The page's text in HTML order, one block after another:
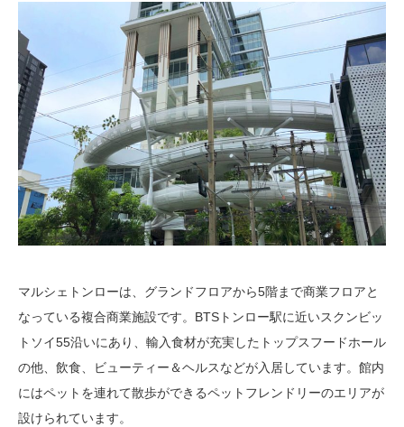
マルシェトンローは、グランドフロアから5階まで商業フロアと
なっている複合商業施設です。BTSトンロー駅に近いスクンビッ
トソイ55沿いにあり、輸入食材が充実したトップスフードホール
の他、飲食、ビューティー＆ヘルスなどが入居しています。館内
にはペットを連れて散歩ができるペットフレンドリーのエリアが
設けられています。